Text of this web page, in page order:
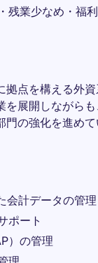
残業少なめ・福
拠点を構える外
を展開しながら
の強化を進めて
会計データの管理
ポート
）の管理